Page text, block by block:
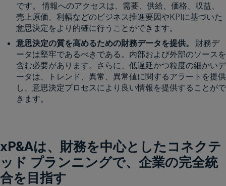
です。 情報へのアクセスは、需要、供給、価格、収益、
売上原価、利幅などのビジネス推進要因やKPIに基づいた
意思決定をより的確に行うことができます。
意思決定の質を高めるための財務データを提供。
財務デ
ータは堅牢であるべきである。内部および外部のソースを
含む必要があります。さらに、低遅延かつ粒度の細かいデ
ータは、トレンド、異常、異常値に関するアラートを提供
し、意思決定プロセスにより良い情報を提供することがで
きます。
xP&Aは、財務を中心としたコネクテ
ッド プランニングで、企業の完全統
合を目指す